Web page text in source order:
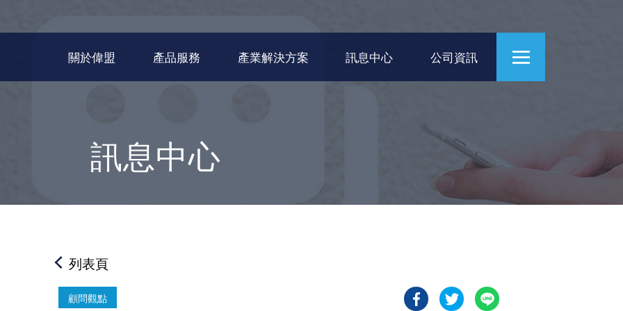
關於偉盟 產品服務 產業解決方案 訊息中心 公司資訊
訊息中心
列表頁
顧問觀點